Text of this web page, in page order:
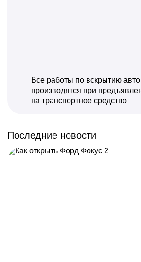
Все работы по вскрытию
производятся при
на транспортное средство
Последние новости